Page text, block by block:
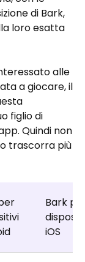
di Bark,
loro esatta
alle
a giocare, il
figlio di
Quindi non
trascorra più
Bark
iOS